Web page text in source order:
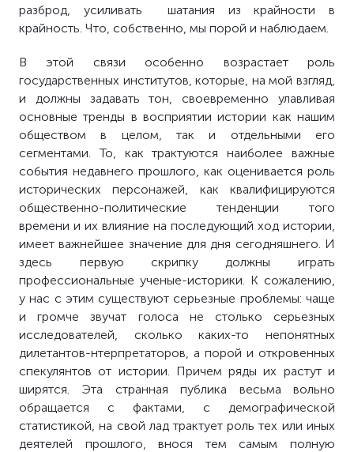
разброд, усиливать шатания из крайности в
крайность. Что, собственно, мы порой и наблюдаем.
В этой связи особенно возрастает роль
государственных институтов, которые, на мой взгляд,
и должны задавать тон, своевременно улавливая
основные тренды в восприятии истории как нашим
обществом в целом, так и отдельными его
сегментами. То, как трактуются наиболее важные
события недавнего прошлого, как оценивается роль
исторических персонажей, как квалифицируются
общественно-политические тенденции того
времени и их влияние на последующий ход истории,
имеет важнейшее значение для дня сегодняшнего. И
здесь первую скрипку должны играть
профессиональные ученые-историки. К сожалению,
у нас с этим существуют серьезные проблемы: чаще
и громче звучат голоса не столько серьезных
исследователей, сколько каких-то непонятных
дилетантов-нтерпретаторов, а порой и откровенных
спекулянтов от истории. Причем ряды их растут и
ширятся. Эта странная публика весьма вольно
обращается с фактами, с демографической
статистикой, на свой лад трактует роль тех или иных
деятелей прошлого, внося тем самым полную